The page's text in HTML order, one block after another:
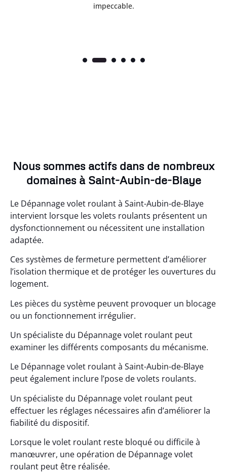
impeccable.
Nous sommes actifs dans de nombreux
domaines à Saint-Aubin-de-Blaye
Le Dépannage volet roulant à Saint-Aubin-de-Blaye
intervient lorsque les volets roulants présentent un
dysfonctionnement ou nécessitent une installation
adaptée.
Ces systèmes de fermeture permettent d’améliorer
l’isolation thermique et de protéger les ouvertures du
logement.
Les pièces du système peuvent provoquer un blocage
ou un fonctionnement irrégulier.
Un spécialiste du Dépannage volet roulant peut
examiner les différents composants du mécanisme.
Le Dépannage volet roulant à Saint-Aubin-de-Blaye
peut également inclure l’pose de volets roulants.
Un spécialiste du Dépannage volet roulant peut
effectuer les réglages nécessaires afin d’améliorer la
fiabilité du dispositif.
Lorsque le volet roulant reste bloqué ou difficile à
manœuvrer, une opération de Dépannage volet
roulant peut être réalisée.